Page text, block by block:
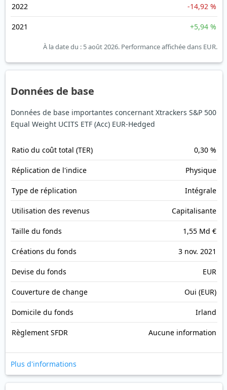
2022 -14,92 %
2021 +5,94 %
À la date du : 5 août 2026. Performance affichée dans EUR.
Données de base
Données de base importantes concernant Xtrackers S&P 500
Equal Weight UCITS ETF (Acc) EUR-Hedged
Ratio du coût total (TER) 0,30 %
Réplication de l'indice Physique
Type de réplication Intégrale
Utilisation des revenus Capitalisante
Taille du fonds 1,55 Md €
Créations du fonds 3 nov. 2021
Devise du fonds EUR
Couverture de change Oui (EUR)
Domicile du fonds Irland
Règlement SFDR Aucune information
Plus d'informations